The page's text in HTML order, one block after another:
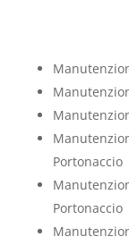
Portonaccio
Portonaccio